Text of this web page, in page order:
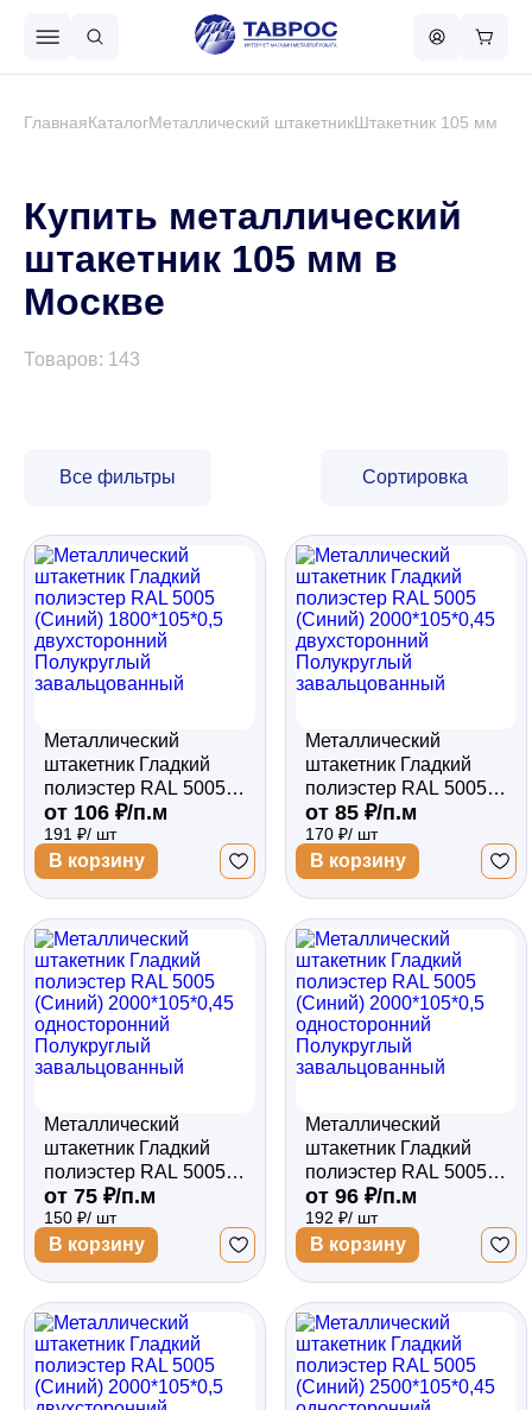
Металлочерепица
Забор
Кровля
Водосточная система
Профили для гипсокартона
Дача и сад
Другие товары
ГлавнаяКаталогМеталлический штакетникШтакетник 105 мм
Купить металлический
штакетник 105 мм в
Москве
Товаров: 143
Все фильтры Сортировка
Металлический
штакетник Гладкий
полиэстер RAL 5005
(Синий) 1800*105*0,5
двухсторонний
Полукруглый
завальцованный
от 106 ₽/п.м
191 ₽/ шт
В корзину
Металлический
штакетник Гладкий
полиэстер RAL 5005
(Синий) 2000*105*0,45
двухсторонний
Полукруглый
завальцованный
от 85 ₽/п.м
170 ₽/ шт
В корзину
Металлический
штакетник Гладкий
полиэстер RAL 5005
(Синий) 2000*105*0,45
односторонний
Полукруглый
завальцованный
от 75 ₽/п.м
150 ₽/ шт
В корзину
Металлический
штакетник Гладкий
полиэстер RAL 5005
(Синий) 2000*105*0,5
односторонний
Полукруглый
завальцованный
от 96 ₽/п.м
192 ₽/ шт
В корзину